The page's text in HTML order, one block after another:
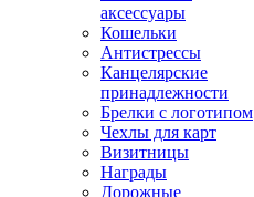
аксессуары
Кошельки
Антистрессы
Канцелярские
принадлежности
Брелки с логотипом
Чехлы для карт
Визитницы
Награды
Дорожные